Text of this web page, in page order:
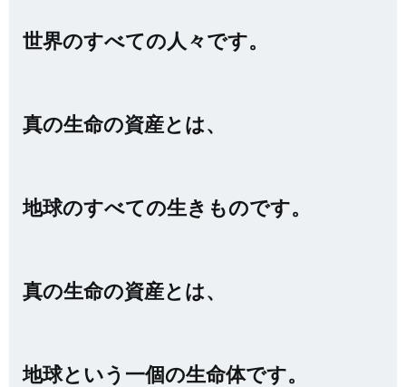
世界のすべての人々です。
真の生命の資産とは、
地球のすべての生きものです。
真の生命の資産とは、
地球という一個の生命体です。